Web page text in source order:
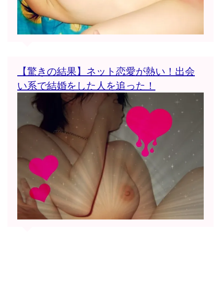
【驚きの結果】ネット恋愛が熱い！出会
い系で結婚をした人を追った！